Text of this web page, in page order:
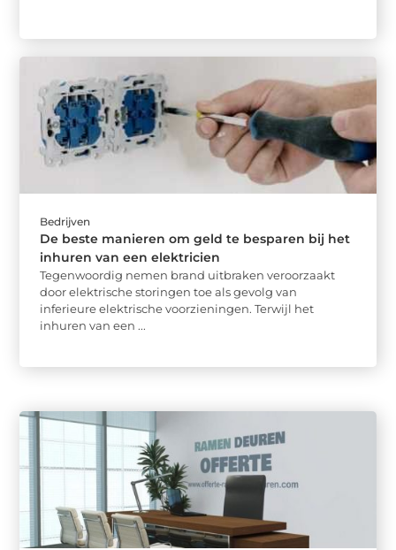
Bedrijven
De beste manieren om geld te besparen bij het
inhuren van een elektricien
Tegenwoordig nemen brand uitbraken veroorzaakt
door elektrische storingen toe als gevolg van
inferieure elektrische voorzieningen. Terwijl het
inhuren van een ...